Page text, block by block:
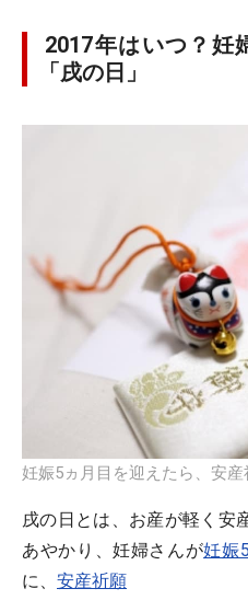
2017年はいつ？妊
「戌の日」
妊娠5ヵ月目を迎えたら、安産
戌の日とは、お産が軽く安
あやかり、妊婦さんが妊娠
に、 安産祈願